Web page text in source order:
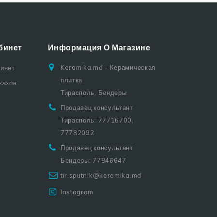
Информация О Магазине
Keramika.md - Керамическая
плитка
Тирасполь, Бендеры
Продавец консультант
Тирасполь: 77716700,
77782092
Продавец консультант
Бендеры: 77846647
tir.sputnik@keramika.md
Instagram